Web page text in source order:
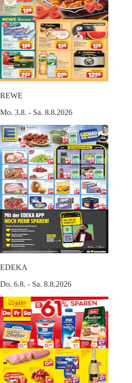
REWE
Mo. 3.8. - Sa. 8.8.2026
EDEKA
Do. 6.8. - Sa. 8.8.2026